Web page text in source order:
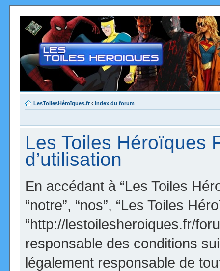
LesToilesHéroïques.fr ‹ Index du forum
Les Toiles Héroïques
d’utilisation
En accédant à “Les Toiles
“notre”, “nos”, “Les Toiles
“http://lestoilesheroiques.fr/
responsable des conditions
légalement responsable de